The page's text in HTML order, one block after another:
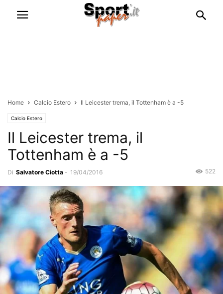
Home Calcio Estero Il Leicester trema, il Tottenham è a -5
Calcio Estero
Il Leicester trema, il
Tottenham è a -5
Di Salvatore Ciotta - 19/04/2016 522